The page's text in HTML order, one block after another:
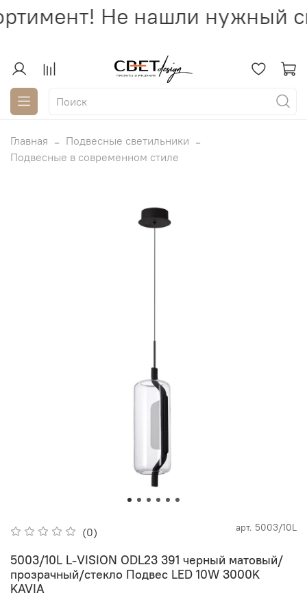
Не нашли нужный
Главная
Подвесные светильники
Подвесные в современном стиле
(0) арт. 5003/10L
5003/10L L-VISION ODL23 391 черный матовый/
прозрачный/стекло Подвес LED 10W 3000K
KAVIA